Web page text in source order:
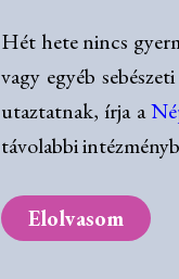
Hét hete nincs
vagy egyéb
utaztatnak, írja a
távolabbi
Elolvasom